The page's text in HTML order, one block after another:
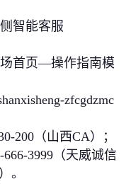
智能客服
首页—操作指南模
zfcgdzmc
200（山西CA）；
3999（天威诚信
。